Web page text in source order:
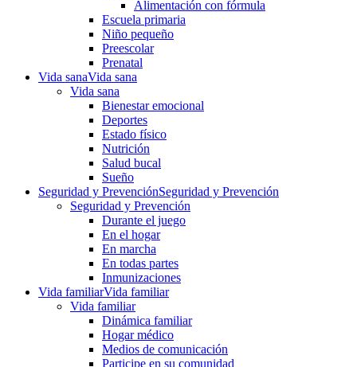
Alimentación con fórmula
Escuela primaria
Niño pequeño
Preescolar
Prenatal
Vida sanaVida sana
Vida sana
Bienestar emocional
Deportes
Estado físico
Nutrición
Salud bucal
Sueño
Seguridad y PrevenciónSeguridad y Prevención
Seguridad y Prevención
Durante el juego
En el hogar
En marcha
En todas partes
Inmunizaciones
Vida familiarVida familiar
Vida familiar
Dinámica familiar
Hogar médico
Medios de comunicación
Participe en su comunidad